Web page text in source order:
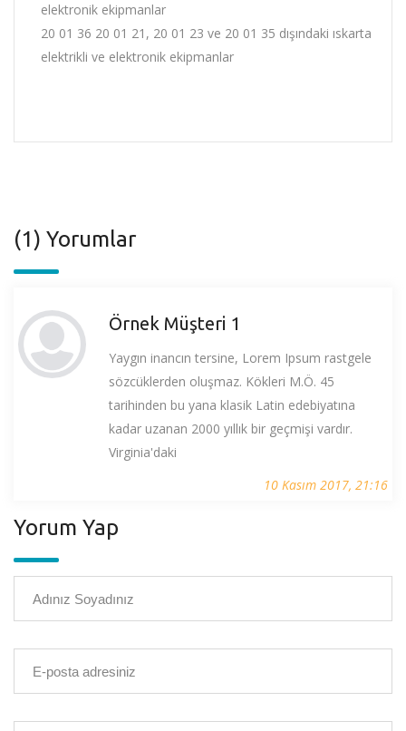
elektronik ekipmanlar
20 01 36 20 01 21, 20 01 23 ve 20 01 35 dışındaki ıskarta
elektrikli ve elektronik ekipmanlar
(1) Yorumlar
Örnek Müşteri 1
Yaygın inancın tersine, Lorem Ipsum rastgele
sözcüklerden oluşmaz. Kökleri M.Ö. 45
tarihinden bu yana klasik Latin edebiyatına
kadar uzanan 2000 yıllık bir geçmişi vardır.
Virginia'daki
10 Kasım 2017, 21:16
Yorum Yap